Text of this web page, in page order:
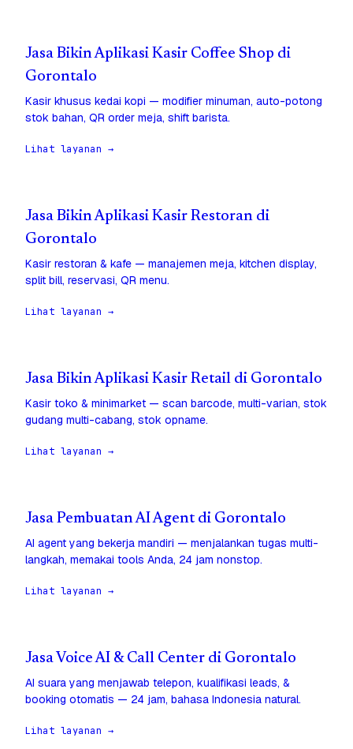
Jasa Bikin Aplikasi Kasir Coffee Shop di
Gorontalo
Kasir khusus kedai kopi — modifier minuman, auto-potong
stok bahan, QR order meja, shift barista.
Lihat layanan →
Jasa Bikin Aplikasi Kasir Restoran di
Gorontalo
Kasir restoran & kafe — manajemen meja, kitchen display,
split bill, reservasi, QR menu.
Lihat layanan →
Jasa Bikin Aplikasi Kasir Retail di Gorontalo
Kasir toko & minimarket — scan barcode, multi-varian, stok
gudang multi-cabang, stok opname.
Lihat layanan →
Jasa Pembuatan AI Agent di Gorontalo
AI agent yang bekerja mandiri — menjalankan tugas multi-
langkah, memakai tools Anda, 24 jam nonstop.
Lihat layanan →
Jasa Voice AI & Call Center di Gorontalo
AI suara yang menjawab telepon, kualifikasi leads, &
booking otomatis — 24 jam, bahasa Indonesia natural.
Lihat layanan →